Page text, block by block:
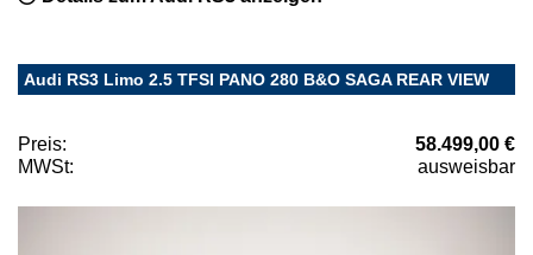
Audi RS3 Limo 2.5 TFSI PANO 280 B&O SAGA REAR VIEW
Preis:
58.499,00 €
MWSt:
ausweisbar